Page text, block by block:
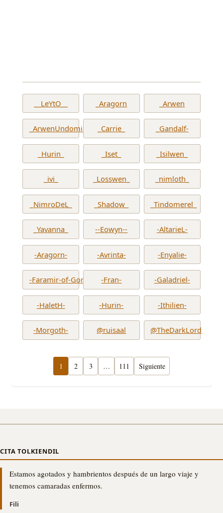
__LeYtO__ _Aragorn _Arwen
_ArwenUndomiel_ _Carrie_ _Gandalf-
_Hurin_ _Iset_ _Isilwen_
_ivi_ _Losswen_ _nimloth_
_NimroDeL_ _Shadow_ _Tindomerel_
_Yavanna_ --Eowyn-- -AltarieL-
-Aragorn- -Avrinta- -Enyalie-
-Faramir-of-Gondor- -Fran- -Galadriel-
-HaletH- -Hurin- -Ithilien-
-Morgoth- @ruisaal @TheDarkLord
1 2 3 … 111 Siguiente
CITA TOLKIENDIL
Estamos agotados y hambrientos después de un largo viaje y
tenemos camaradas enfermos.
Fili